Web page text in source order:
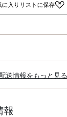
に入りリストに保存
送情報をもっと見る
報